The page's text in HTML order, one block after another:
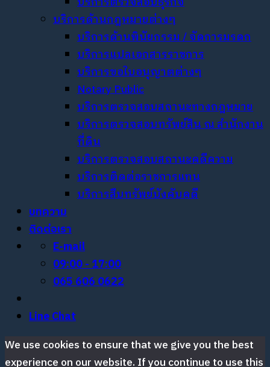
บริการด้านกฎหมายต่างๆ
บริการด้านพินัยกรรม / จัดการมรดก
บริการแปลเอกสารราชการ
บริการขอใบอนุญาตต่างๆ
Notary Public
บริการตรวจสอบสถานะทางกฎหมาย
บริการตรวจสอบทรัพย์สิน ณ สำนักงาน
ที่ดิน
บริการตรวจสอบสถานะคดีความ
บริการติดต่อราชการแทน
บริการสืบทรัพย์บังคับคดี
บทความ
ติดต่อเรา
E-mail
09:00 - 17:00
065 606 0622
Line Chat
We use cookies to ensure that we give you the best
experience on our website. If you continue to use this